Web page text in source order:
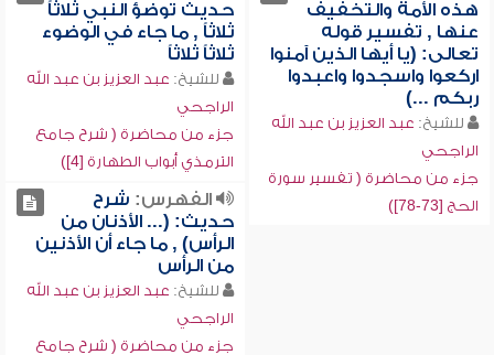
هذه الأمة والتخفيف
عنها , تفسير قوله
تعالى: (يا أيها الذين آمنوا
اركعوا واسجدوا واعبدوا
ربكم ...)
للشيخ: عبد العزيز بن عبد الله
الراجحي
جزء من محاضرة ( تفسير سورة
الحج [73-78])
حديث توضؤ النبي ثلاثاً
ثلاثاً , ما جاء في الوضوء
ثلاثاً ثلاثاً
للشيخ: عبد العزيز بن عبد الله
الراجحي
جزء من محاضرة ( شرح جامع
الترمذي أبواب الطهارة [4])
الفهرس: شرح
حديث: (... الأذنان من
الرأس) , ما جاء أن الأذنين
من الرأس
للشيخ: عبد العزيز بن عبد الله
الراجحي
جزء من محاضرة ( شرح جامع